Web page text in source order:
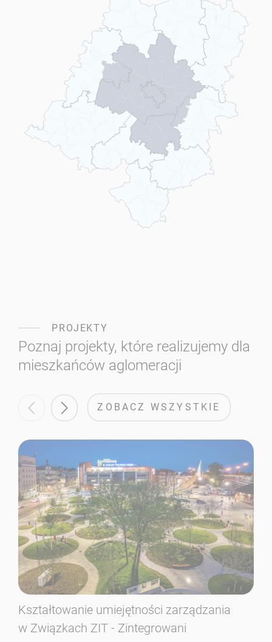
PROJEKTY
Poznaj projekty, które realizujemy dla
mieszkańców aglomeracji
ZOBACZ WSZYSTKIE
Kształtowanie umiejętności zarządzania
w Związkach ZIT - Zintegrowani